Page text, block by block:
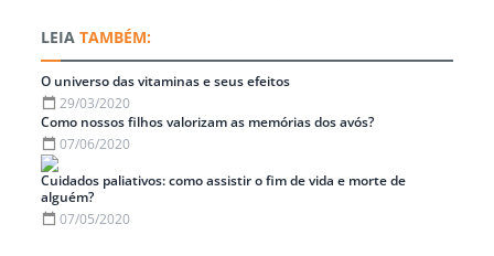
TAMBÉM:
O universo das vitaminas e seus efeitos
29/03/2020
Como nossos filhos valorizam as memórias dos avós?
07/06/2020
Cuidados paliativos: como assistir o fim de vida e morte de
alguém?
07/05/2020